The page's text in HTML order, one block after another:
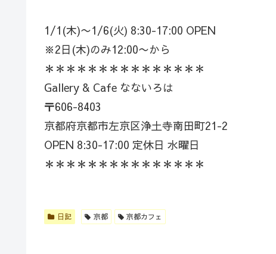
1/1(木)〜1/6(火) 8:30-17:00 OPEN
※2日(木)のみ12:00〜から
＊＊＊＊＊＊＊＊＊＊＊＊＊＊＊
Gallery & Cafe なないろは
〒606-8403
京都府京都市左京区浄土寺南田町21-2
OPEN 8:30-17:00 定休日 水曜日
＊＊＊＊＊＊＊＊＊＊＊＊＊＊＊
日記 京都 京都カフェ